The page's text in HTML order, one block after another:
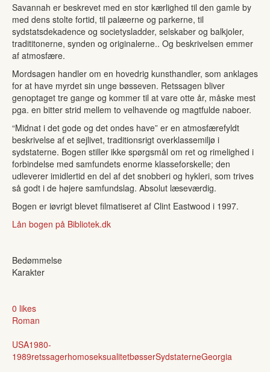
Savannah er beskrevet med en stor kærlighed til den gamle by
med dens stolte fortid, til palæerne og parkerne, til
sydstatsdekadence og societysladder, selskaber og balkjoler,
tradititonerne, synden og originalerne.. Og beskrivelsen emmer
af atmosfære.
Mordsagen handler om en hovedrig kunsthandler, som anklages
for at have myrdet sin unge bøsseven. Retssagen bliver
genoptaget tre gange og kommer til at vare otte år, måske mest
pga. en bitter strid mellem to velhavende og magtfulde naboer.
“Midnat i det gode og det ondes have” er en atmosfærefyldt
beskrivelse af et sejlivet, traditionsrigt overklassemiljø i
sydstaterne. Bogen stiller ikke spørgsmål om ret og rimelighed i
forbindelse med samfundets enorme klasseforskelle; den
udleverer imidlertid en del af det snobberi og hykleri, som trives
så godt i de højere samfundslag. Absolut læseværdig.
Bogen er iøvrigt blevet filmatiseret af Clint Eastwood i 1997.
Lån bogen på Bibliotek.dk
Bedømmelse
Karakter
0 likes
Roman
USA1980-
1989retssagerhomoseksualitetbøsserSydstaterneGeorgia